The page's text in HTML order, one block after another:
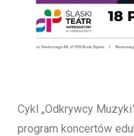
Cykl „Odkrywcy
program koncertów